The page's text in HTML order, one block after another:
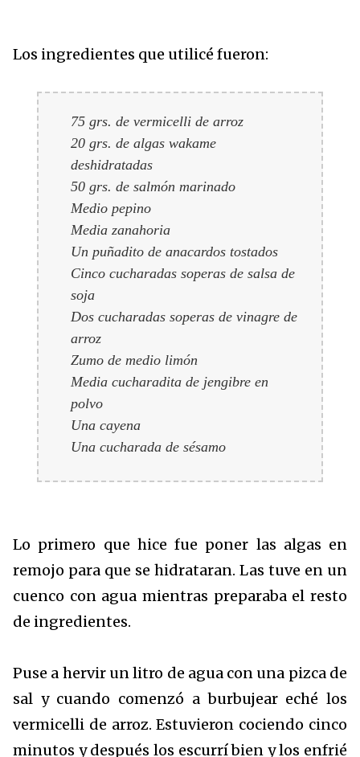
Los ingredientes que utilicé fueron:
75 grs. de vermicelli de arroz
20 grs. de algas wakame
deshidratadas
50 grs. de salmón marinado
Medio pepino
Media zanahoria
Un puñadito de anacardos tostados
Cinco cucharadas soperas de salsa de
soja
Dos cucharadas soperas de vinagre de
arroz
Zumo de medio limón
Media cucharadita de jengibre en
polvo
Una cayena
Una cucharada de sésamo
Lo primero que hice fue poner las algas en
remojo para que se hidrataran. Las tuve en un
cuenco con agua mientras preparaba el resto
de ingredientes.
Puse a hervir un litro de agua con una pizca de
sal y cuando comenzó a burbujear eché los
vermicelli de arroz. Estuvieron cociendo cinco
minutos y después los escurrí bien y los enfrié